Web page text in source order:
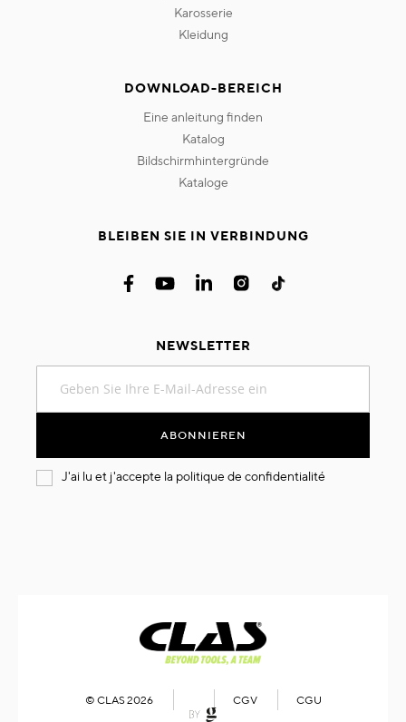
karosserie
kleidung
DOWNLOAD-BEREICH
eine anleitung finden
katalog
bildschirmhintergründe
kataloge
BLEIBEN SIE IN VERBINDUNG
NEWSLETTER
sich
an:
ABONNIEREN
J'ai lu et j'accepte la politique de confidentialité
© CLAS 2026 CGV CGU